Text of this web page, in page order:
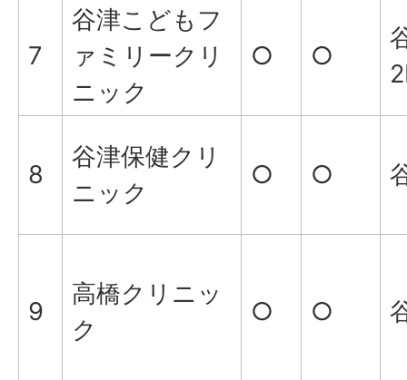
7
谷津こどもフ
ァミリークリ
ニック
○ ○
8
谷津保健クリ
ニック
○ ○
9
高橋クリニッ
ク
○ ○